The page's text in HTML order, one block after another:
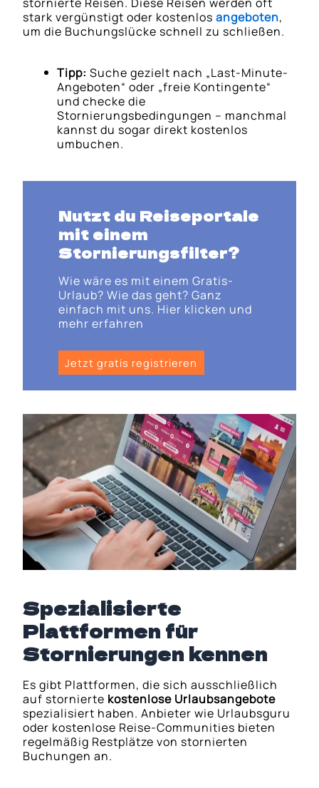
stark vergünstigt oder kostenlosangeboten,
um die Buchungslücke schnell zu schließen.
Tipp: Suche gezielt nach „Last-Minute-
Angeboten“ oder „freie Kontingente“
und checke die
Stornierungsbedingungen – manchmal
kannst du sogar direkt kostenlos
umbuchen.
Nutzt du Reiseportale
mit einem
Stornierungsfilter?
Wie wäre es mit einem Gratis-
Urlaub? Wie das geht? Ganz
einfach mit uns. Hier klicken und
mehr erfahren
Jetzt gratis registrieren
Spezialisierte
Plattformen für
Stornierungen kennen
Es gibt Plattformen, die sich ausschließlich
auf stornierte kostenlose Urlaubsangebote
spezialisiert haben. Anbieter wie Urlaubsguru
oder kostenlose Reise-Communities bieten
regelmäßig Restplätze von stornierten
Buchungen an.